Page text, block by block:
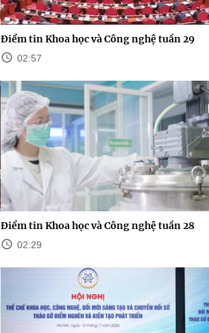
Điểm tin Khoa học và Công nghệ tuần 29
02:57
Điểm tin Khoa học và Công nghệ tuần 28
02:29